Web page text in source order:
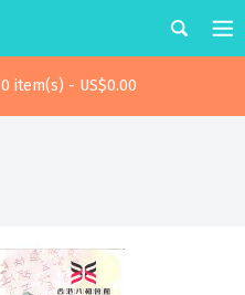
0 item(s) - US$0.00